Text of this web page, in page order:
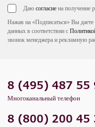
Даю согласие на получение
Нажав на «Подписаться» Вы даете
данных в соответствии с
звонок менеджера и рекламную
8 (495) 487 55
Многоканальный телефон
8 (800) 200 45